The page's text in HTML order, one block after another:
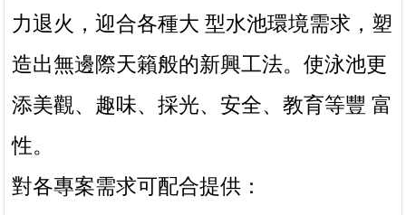
力退火，迎合各種大 型水池環境需求，塑
造出無邊際天籟般的新興工法。 使泳池更
添美觀、趣味、採光、安全、教育等豐 富
性。
對各專案需求可配合提供：